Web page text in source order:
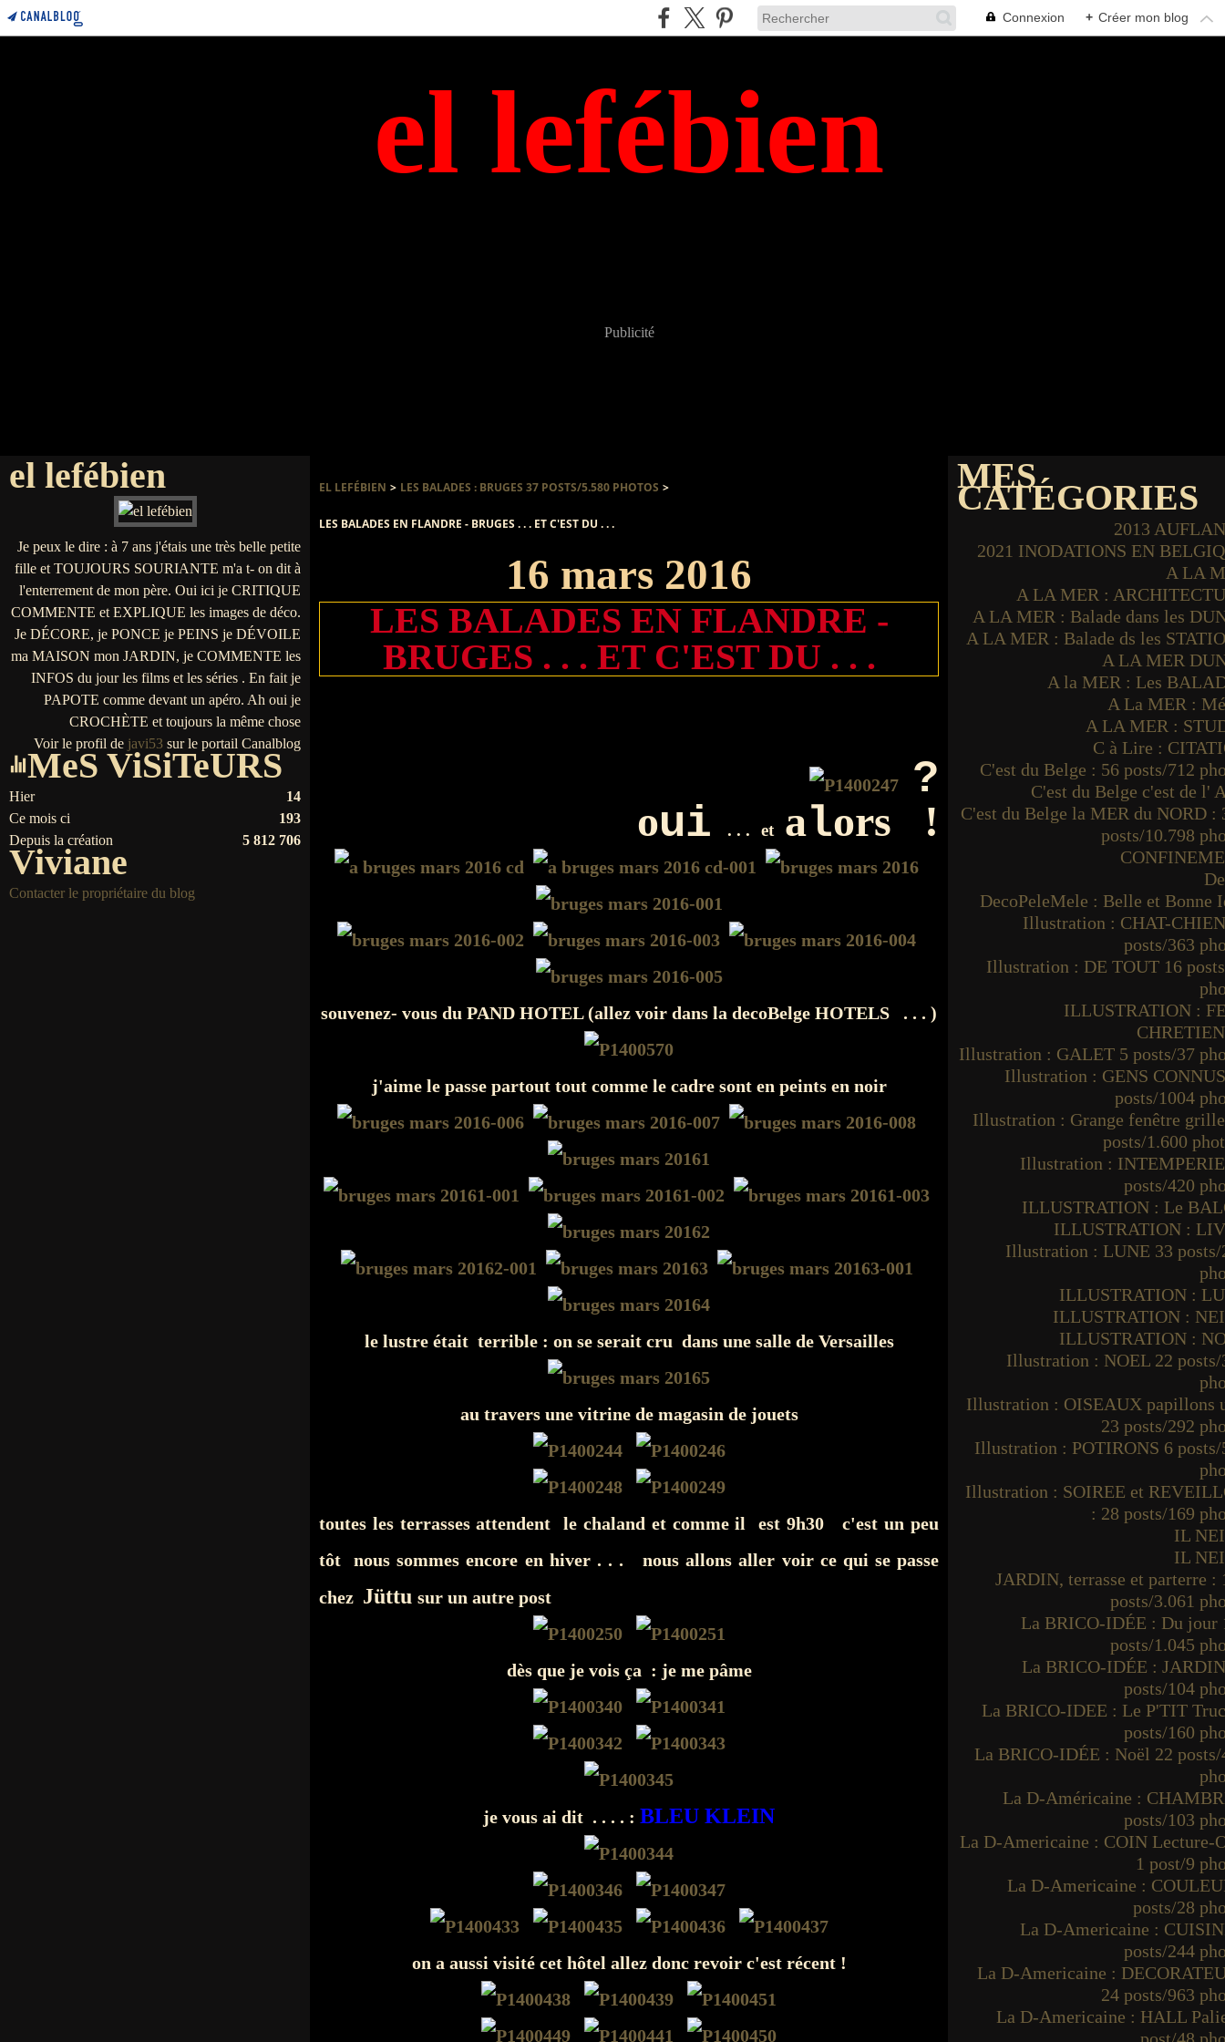
Connexion + Créer mon blog
el lefébien
Publicité
el lefébien
Je peux le dire : à 7 ans j'étais une très belle petite
fille et TOUJOURS SOURIANTE m'a t- on dit à
l'enterrement de mon père. Oui ici je CRITIQUE
COMMENTE et EXPLIQUE les images de déco.
Je DÉCORE, je PONCE je PEINS je DÉVOILE
ma MAISON mon JARDIN, je COMMENTE les
INFOS du jour les films et les séries . En fait je
PAPOTE comme devant un apéro. Ah oui je
CROCHÈTE et toujours la même chose
Voir le profil de javi53 sur le portail Canalblog
MeS ViSiTeURS
Hier
14
Ce mois ci
193
Depuis la création
5 812 706
Viviane
Contacter le propriétaire du blog
EL LEFÉBIEN > LES BALADES : BRUGES 37 POSTS/5.580 PHOTOS >
LES BALADES EN FLANDRE - BRUGES . . . ET C'EST DU . . .
16 mars 2016
LES BALADES EN FLANDRE -
BRUGES . . . ET C'EST DU . . .
?
oui . . . et alors !
souvenez- vous du PAND HOTEL (allez voir dans la decoBelge HOTELS . . . )
j'aime le passe partout tout comme le cadre sont en peints en noir
le lustre était terrible : on se serait cru dans une salle de Versailles
au travers une vitrine de magasin de jouets
toutes les terrasses attendent le chaland et comme il est 9h30 c'est un peu
tôt nous sommes encore en hiver . . . nous allons aller voir ce qui se passe
chez Jüttu sur un autre post
dès que je vois ça : je me pâme
je vous ai dit . . . . : BLEU KLEIN
on a aussi visité cet hôtel allez donc revoir c'est récent !
MES
CATÉGORIES
2013
2021 INODATIONS EN
A LA
A LA MER :
A LA MER : Balade dans les
A LA MER : Balade ds les
A LA MER
A la MER : Les
A La MER :
A LA MER :
C à Lire :
C'est du Belge : 56 posts/712
C'est du Belge c'est de l'
C'est du Belge la MER du NORD :
posts/10.798
DecoPeleMele : Belle et Bonne
Illustration : CHAT-
posts/363
Illustration : DE TOUT 16
ILLUSTRATION :
Illustration : GALET 5 posts/37
Illustration : GENS
posts/1004
Illustration : Grange fenêtre
posts/1.600
Illustration :
posts/420
ILLUSTRATION : Le
ILLUSTRATION :
Illustration : LUNE 33 posts/
ILLUSTRATION :
ILLUSTRATION :
ILLUSTRATION :
Illustration : NOEL 22 posts/
Illustration : OISEAUX papillons
23 posts/292
Illustration : POTIRONS 6 posts/
Illustration : SOIREE et
: 28 posts/169
IL
IL
JARDIN, terrasse et parterre :
posts/3.061
La BRICO-IDÉE : Du jour
posts/1.045
La BRICO-IDÉE :
posts/104
La BRICO-IDEE : Le P'TIT
posts/160
La BRICO-IDÉE : Noël 22 posts/
La D-Américaine :
posts/103
La D-Americaine : COIN Lecture-
1 post/9
La D-Americaine :
posts/28
La D-Americaine :
posts/244
La D-Americaine :
24 posts/963
La D-Americaine : HALL